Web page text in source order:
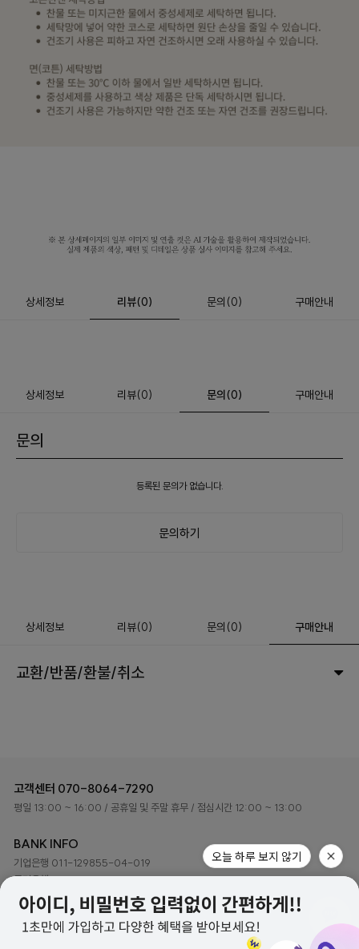
상세정보 리뷰(0) 문의 (0) 구매안내
상세정보 리뷰(0) 문의(0) 구매안내
문의
등록된 문의가 없습니다.
문의하기
상세정보 리뷰(0) 문의 (0) 구매안내
교환/반품/환불/취소
고객센터 070-8064-7290
평일 13:00 ~ 16:00 / 공휴일 및 주말 휴무 / 점심시간 12:00 ~ 13:00
BANK INFO
기업은행 011-129855-04-019
국민은행 048401-04-216079
예금주 ㈜하이로이 디자인
(주)하이로이디자인 사업자정보